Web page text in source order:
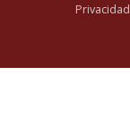
Privacidad